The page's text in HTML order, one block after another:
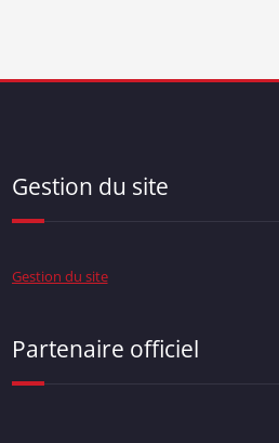
Gestion du site
Gestion du site
Partenaire officiel